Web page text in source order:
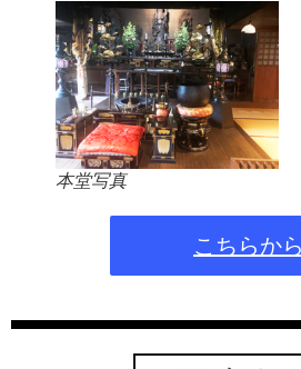
本堂写真
こちらから